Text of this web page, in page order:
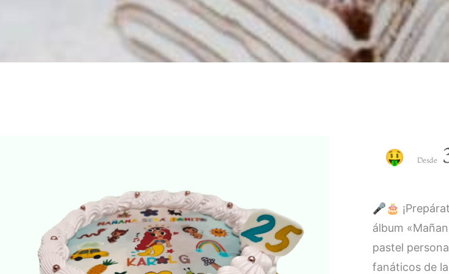
🤑 Desde
🎤🎂
álbum
pastel
fanáticos de